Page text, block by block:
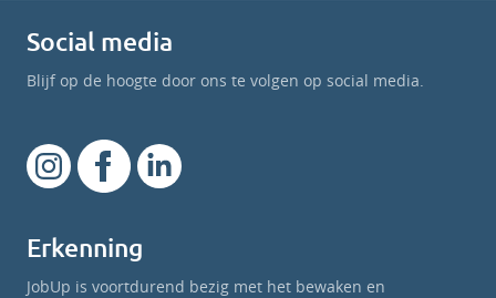
Social media
Blijf op de hoogte door ons te volgen op social media.
Erkenning
JobUp is voortdurend bezig met het bewaken en